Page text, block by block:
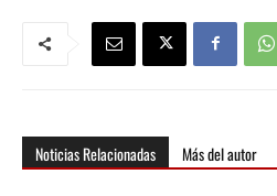
Noticias Relacionadas Más del autor